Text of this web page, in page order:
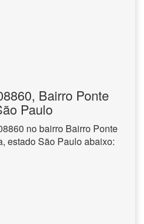
Bairro Ponte
Paulo
no bairro Bairro Ponte
estado São Paulo abaixo: